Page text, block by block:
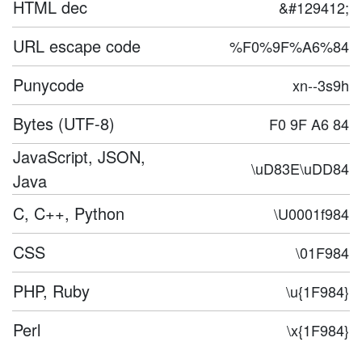
HTML dec &#129412;
URL escape code %F0%9F%A6%84
Punycode xn--3s9h
Bytes (UTF-8) F0 9F A6 84
JavaScript, JSON,
Java
\uD83E\uDD84
C, C++, Python \U0001f984
CSS \01F984
PHP, Ruby \u{1F984}
Perl \x{1F984}